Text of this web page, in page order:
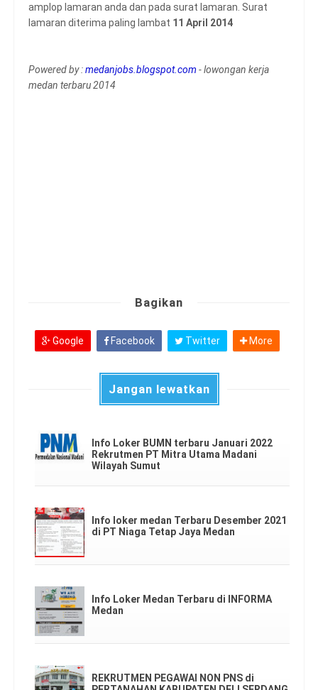
amplop lamaran anda dan pada surat lamaran. Surat
lamaran diterima paling lambat 11 April 2014
Powered by :medanjobs.blogspot.com - lowongan kerja
medan terbaru 2014
Bagikan
Google Facebook Twitter More
Jangan lewatkan
Info Loker BUMN terbaru Januari 2022
Rekrutmen PT Mitra Utama Madani
Wilayah Sumut
Info loker medan Terbaru Desember 2021
di PT Niaga Tetap Jaya Medan
Info Loker Medan Terbaru di INFORMA
Medan
REKRUTMEN PEGAWAI NON PNS di